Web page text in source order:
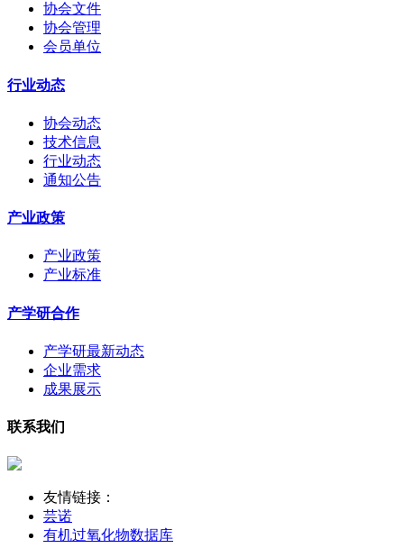
协会文件
协会管理
会员单位
行业动态
协会动态
技术信息
行业动态
通知公告
产业政策
产业政策
产业标准
产学研合作
产学研最新动态
企业需求
成果展示
联系我们
友情链接：
芸诺
有机过氧化物数据库